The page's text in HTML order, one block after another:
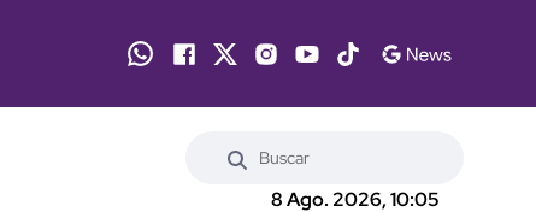
8 Ago. 2026, 10:05